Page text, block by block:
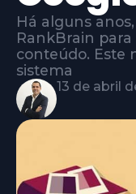
Há alguns
RankBrain para
conteúdo. Este
sistema
13 de abril